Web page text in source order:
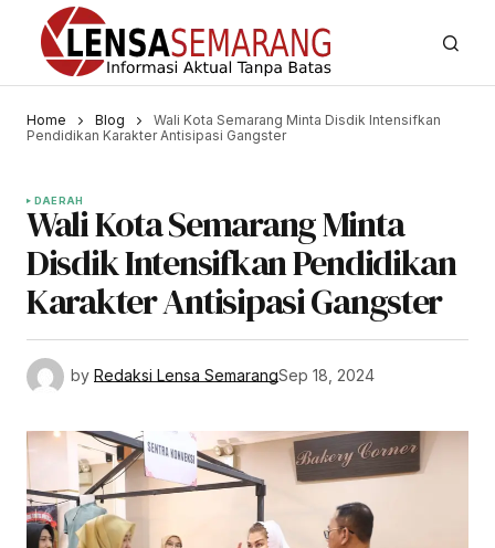
Home Blog
Wali Kota Semarang Minta Disdik Intensifkan
Pendidikan Karakter Antisipasi Gangster
DAERAH
Wali Kota Semarang Minta
Disdik Intensifkan Pendidikan
Karakter Antisipasi Gangster
by Redaksi Lensa SemarangSep 18, 2024